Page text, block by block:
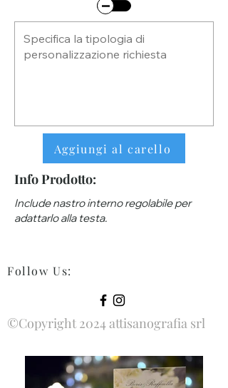
Aggiungi al carello
Info Prodotto:
Include nastro interno regolabile per
adattarlo alla testa.
Follow Us:
©Copyright 2024 attisanografia srl